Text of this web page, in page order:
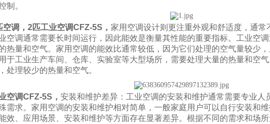
制。
空调，2匹工业空调CFZ-5S ， 家用空调设计则更注重外观和舒适度，通常
空调通常需要长时间运行，因此能效是衡量其性能的重要指标。工业空
热量和空气。 家用空调的能效比通常较低，因为它们处理的空气量较少，
于工业生产车间、仓库、实验室等大型场所，需要处理大量的热量和空气
处理较少的热量和空气。
空调CFZ-5S ， 安装和维护差异： 工业空调的安装和维护通常需要专业人
需求。 家用空调的安装和维护相对简单，一般家庭用户可以自行安装和维
效、应用场景、安装和维护等方面存在显著差异。根据不同的需求和场